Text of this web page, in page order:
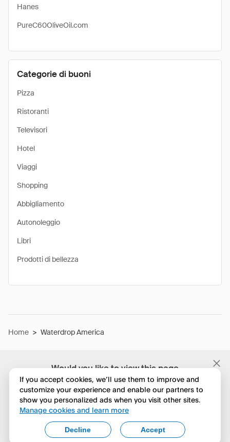
Would you like to view this page
in English?
No, continua a esplorare
Yes, change to English
Hanes
PureC60OliveOil.com
Categorie di buoni
Pizza
Ristoranti
Televisori
Hotel
Viaggi
Shopping
Abbigliamento
Autonoleggio
Libri
Prodotti di bellezza
Home > Waterdrop America
If you accept cookies, we’ll use them to improve and
customize your experience and enable our partners to
show you personalized ads when you visit other sites.
Manage cookies and learn more
Accept
Decline